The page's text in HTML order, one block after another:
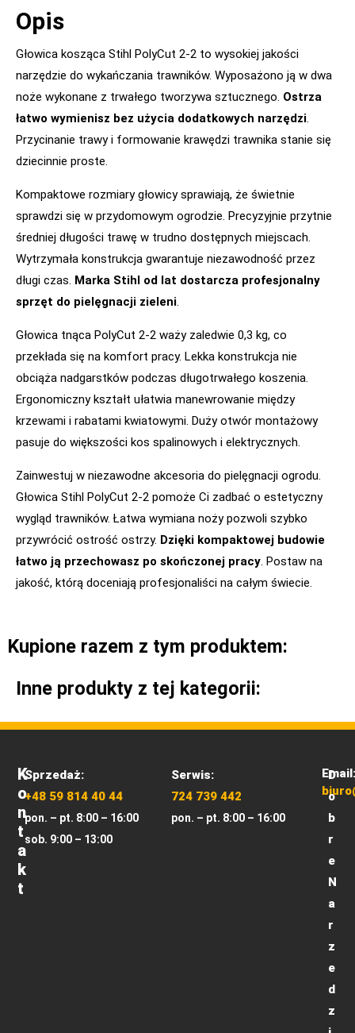
Opis
Głowica kosząca Stihl PolyCut 2-2 to wysokiej jakości
narzędzie do wykańczania trawników. Wyposażono ją w dwa
noże wykonane z trwałego tworzywa sztucznego. Ostrza
łatwo wymienisz bez użycia dodatkowych narzędzi.
Przycinanie trawy i formowanie krawędzi trawnika stanie się
dziecinnie proste.
Kompaktowe rozmiary głowicy sprawiają, że świetnie
sprawdzi się w przydomowym ogrodzie. Precyzyjnie przytnie
średniej długości trawę w trudno dostępnych miejscach.
Wytrzymała konstrukcja gwarantuje niezawodność przez
długi czas. Marka Stihl od lat dostarcza profesjonalny
sprzęt do pielęgnacji zieleni.
Głowica tnąca PolyCut 2-2 waży zaledwie 0,3 kg, co
przekłada się na komfort pracy. Lekka konstrukcja nie
obciąża nadgarstków podczas długotrwałego koszenia.
Ergonomiczny kształt ułatwia manewrowanie między
krzewami i rabatami kwiatowymi. Duży otwór montażowy
pasuje do większości kos spalinowych i elektrycznych.
Zainwestuj w niezawodne akcesoria do pielęgnacji ogrodu.
Głowica Stihl PolyCut 2-2 pomoże Ci zadbać o estetyczny
wygląd trawników. Łatwa wymiana noży pozwoli szybko
przywrócić ostrość ostrzy. Dzięki kompaktowej budowie
łatwo ją przechowasz po skończonej pracy. Postaw na
jakość, którą doceniają profesjonaliści na całym świecie.
Kupione razem z tym produktem:
Inne produkty z tej kategorii:
K
O
N
T
A
K
T
Sprzedaż:
+48 59 814 40 44
pon. – pt. 8:00 – 16:00
sob. 9:00 – 13:00
Serwis:
724 739 442
pon. – pt. 8:00 – 16:00
Email:
D
o
b
r
e
N
a
r
z
e
d
z